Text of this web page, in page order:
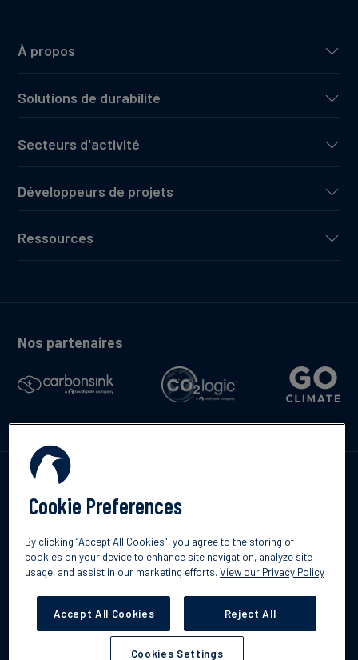
English
À propos
Solutions de durabilité
Secteurs d'activité
Développeurs de projets
Ressources
Nos partenaires
responsabilité
Cookie Preferences
By clicking “Accept All Cookies”, you agree to the storing of
cookies on your device to enhance site navigation, analyze site
usage, and assist in our marketing efforts. View our Privacy Policy
Accept All Cookies Reject All
Cookies Settings